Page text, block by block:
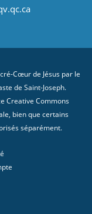
Cœur de Jésus par le
de Saint-Joseph.
Creative Commons
, bien que certains
séparément.